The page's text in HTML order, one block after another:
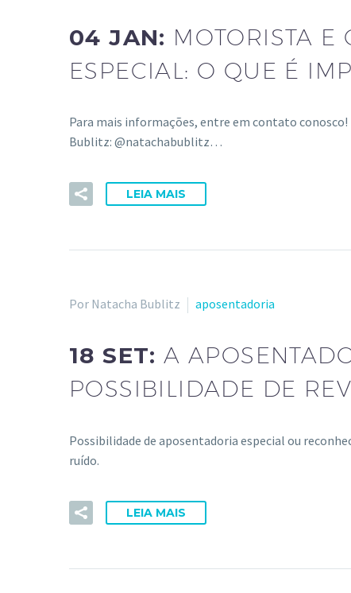
04 JAN: MOTORISTA
ESPECIAL: O QUE É
Para mais informações, entre em contato conosco!
Bublitz: @natachabublitz…
LEIA MAIS
Por Natacha Bublitz aposentadoria
18 SET:A
POSSIBILIDADE DE
Possibilidade de aposentadoria especial ou
ruído.
LEIA MAIS